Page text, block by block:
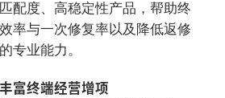
配度、高稳定性产品，帮助终
率与一次修复率以及降低返修
专业能力。
富终端经营增项